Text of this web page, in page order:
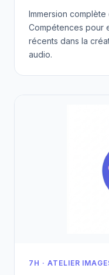
Immersion
Compétences pour
récents dans la
audio.
7H · ATELIER